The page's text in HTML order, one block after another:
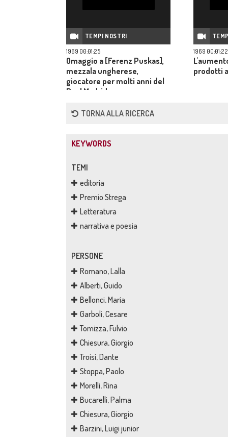
TEMPI NOSTRI
1969 00:01:25
Omaggio a [Ferenz Puskas],
mezzala ungherese,
giocatore per molti anni del
Real Madrid.
1969 00:01:22
prodotti
TORNA ALLA RICERCA
KEYWORDS
TEMI
editoria
Premio Strega
Letteratura
narrativa e poesia
PERSONE
Romano, Lalla
Alberti, Guido
Bellonci, Maria
Garboli, Cesare
Tomizza, Fulvio
Chiesura, Giorgio
Troisi, Dante
Stoppa, Paolo
Morelli, Rina
Bucarelli, Palma
Chiesura, Giorgio
Barzini, Luigi junior